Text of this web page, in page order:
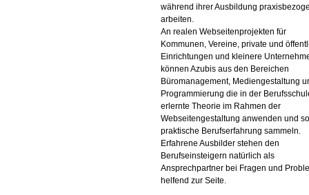
während ihrer Ausbildung
arbeiten.
An realen Webseitenprojekten für
Kommunen, Vereine, private und
Einrichtungen und kleinere
können Azubis aus den Bereichen
Büromanagement, Mediengestaltung
Programmierung die in der
erlernte Theorie im Rahmen der
Webseitengestaltung anwenden und
praktische Berufserfahrung sammeln.
Erfahrene Ausbilder stehen den
Berufseinsteigern natürlich als
Ansprechpartner bei Fragen und
helfend zur Seite.